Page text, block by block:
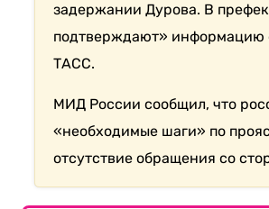
задержании Дурова. В
подтверждают» информацию
ТАСС.
МИД России сообщил, что
«необходимые шаги» по
отсутствие обращения со